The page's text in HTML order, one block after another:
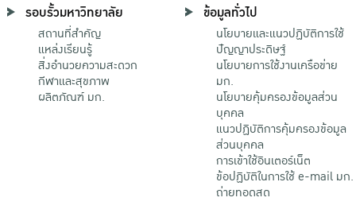
รอบรั้วมหาวิทยาลัย
สถานที่สำคัญ
แหล่งเรียนรู้
สิ่งอำนวยความสะดวก
กีฬาและสุขภาพ
ผลิตภัณฑ์ มก.
ข้อมูลทั่วไป
นโยบายและแนวปฏิบัติการใช้
ปัญญาประดิษฐ์
นโยบายการใช้งานเครือข่าย
มก.
นโยบายคุ้มครองข้อมูลส่วน
บุคคล
แนวปฏิบัติการคุ้มครองข้อมูล
ส่วนบุคคล
การเข้าใช้อินเตอร์เน็ต
ข้อปฏิบัติในการใช้ e-mail มก.
ถ่ายทอดสด